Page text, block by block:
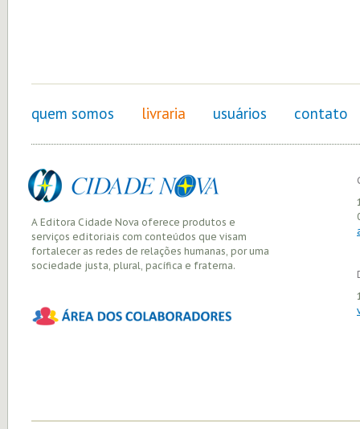
quem somos livraria usuários contato
A Editora Cidade Nova oferece produtos e
serviços editoriais com conteúdos que visam
fortalecer as redes de relações humanas, por uma
sociedade justa, plural, pacífica e fraterna.